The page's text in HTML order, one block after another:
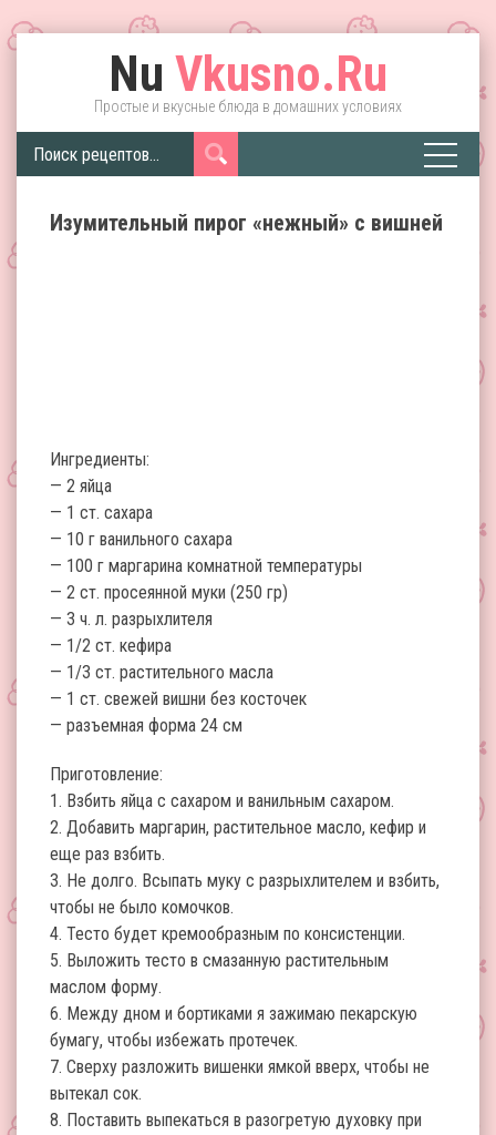
Nu Vkusno.Ru
Простые и вкусные блюда в домашних условиях
Изумительный пирог «нежный» с вишней
Ингредиенты:
— 2 яйца
— 1 ст. сахара
— 10 г ванильного сахара
— 100 г маргарина комнатной температуры
— 2 ст. просеянной муки (250 гр)
— 3 ч. л. разрыхлителя
— 1/2 ст. кефира
— 1/3 ст. растительного масла
— 1 ст. свежей вишни без косточек
— разъемная форма 24 см
Приготовление:
1. Взбить яйца с сахаром и ванильным сахаром.
2. Добавить маргарин, растительное масло, кефир и
еще раз взбить.
3. Не долго. Всыпать муку с разрыхлителем и взбить,
чтобы не было комочков.
4. Тесто будет кремообразным по консистенции.
5. Выложить тесто в смазанную растительным
маслом форму.
6. Между дном и бортиками я зажимаю пекарскую
бумагу, чтобы избежать протечек.
7. Сверху разложить вишенки ямкой вверх, чтобы не
вытекал сок.
8. Поставить выпекаться в разогретую духовку при